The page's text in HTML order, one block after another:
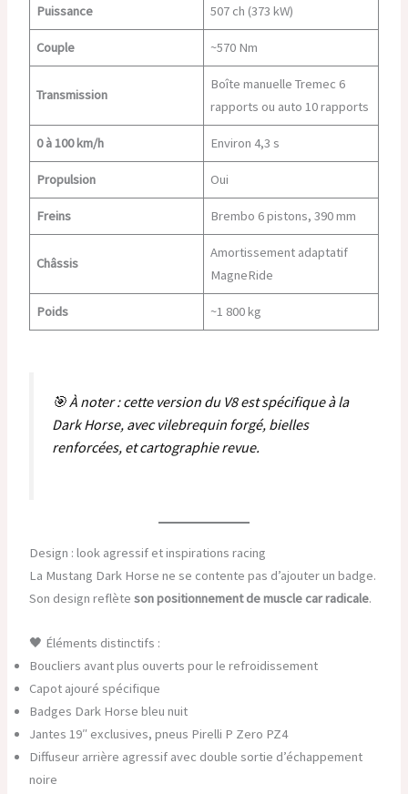
Puissance 507 ch (373 kW)
Couple ~570 Nm
Transmission
Boîte manuelle Tremec 6
rapports ou auto 10 rapports
0 à 100 km/h Environ 4,3 s
Propulsion Oui
Freins Brembo 6 pistons, 390 mm
Châssis
Amortissement adaptatif
MagneRide
Poids ~1 800 kg
🎯 À noter : cette version du V8 est spécifique à la
Dark Horse, avec vilebrequin forgé, bielles
renforcées, et cartographie revue.
Design : look agressif et inspirations racing
La Mustang Dark Horse ne se contente pas d’ajouter un badge.
Son design reflète son positionnement de muscle car radicale.
🖤 Éléments distinctifs :
Boucliers avant plus ouverts pour le refroidissement
Capot ajouré spécifique
Badges Dark Horse bleu nuit
Jantes 19″ exclusives, pneus Pirelli P Zero PZ4
Diffuseur arrière agressif avec double sortie d’échappement
noire